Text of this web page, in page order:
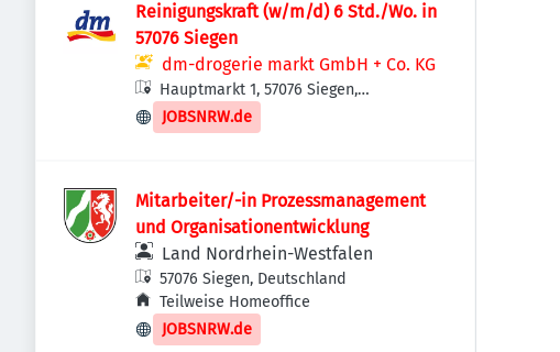
Reinigungskraft (w/m/d) 6 Std./Wo. in
57076 Siegen
dm-drogerie markt GmbH + Co. KG
Hauptmarkt 1, 57076 Siegen,
Deutschland
JOBSNRW.de
Mitarbeiter/-in Prozessmanagement
und Organisationentwicklung
Land Nordrhein-Westfalen
57076 Siegen, Deutschland
Teilweise Homeoffice
JOBSNRW.de